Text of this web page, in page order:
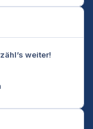
weiter!